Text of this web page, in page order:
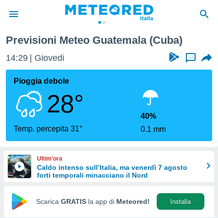
di
per
le
di
Web
Previsioni Meteo Guatemala (Cuba)
14:29 Giovedi ...
Pioggia debole
28°
Temp. percepita 31°
40%
0.1 mm
Ultim’ora
Caldo intenso sull’Italia, ma venerdì 7 agosto
forti temporali minacciano il Nord
Scarica GRATIS la app di Meteored! Installa